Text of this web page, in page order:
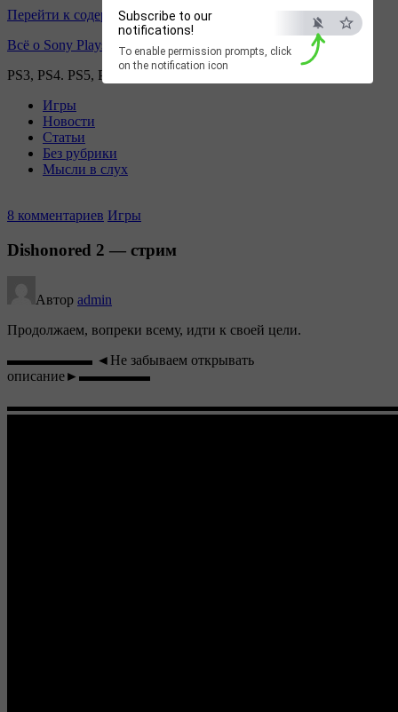
Subscribe to our
notifications!
To enable permission prompts, click
on the notification icon
Перейти к содержимому
Всё о Sony Playstation
PS3, PS4. PS5, PS games
Игры
Новости
Статьи
Без рубрики
Мысли в слух
8 комментариев Игры
Dishonored 2 — стрим
Автор admin
Продолжаем, вопреки всему, идти к своей цели.
▬▬▬▬▬▬ ◄Не забываем открывать
описание►▬▬▬▬▬